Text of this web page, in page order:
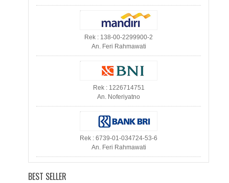
Rek : 138-00-2299900-2
An. Feri Rahmawati
Rek : 1226714751
An. Noferiyatno
Rek : 6739-01-034724-53-6
An. Feri Rahmawati
BEST SELLER